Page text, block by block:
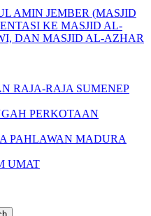
AMIN JEMBER (MASJID
KE MASJID AL-
DAN MASJID AL-AZHAR
RAJA-RAJA SUMENEP
PERKOTAAN
PAHLAWAN MADURA
UMAT